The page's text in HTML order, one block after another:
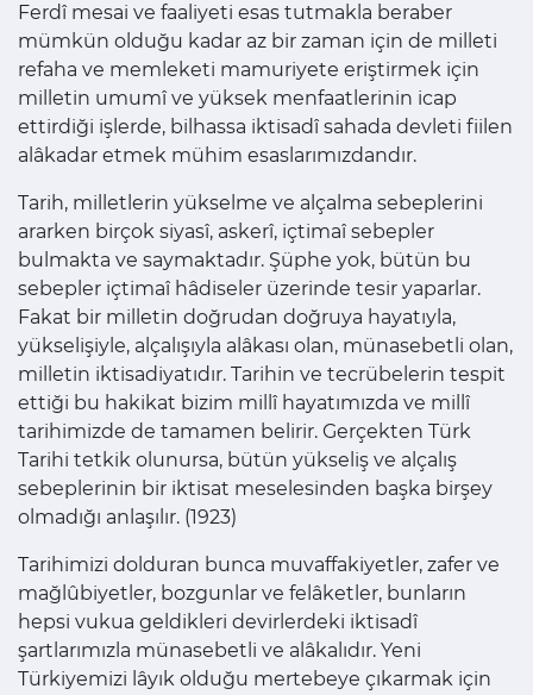
Ferdî mesai ve faaliyeti esas tutmakla beraber
mümkün olduğu kadar az bir zaman için de milleti
refaha ve memleketi mamuriyete eriştirmek için
milletin umumî ve yüksek menfaatlerinin icap
ettirdiği işlerde, bilhassa iktisadî sahada devleti fiilen
alâkadar etmek mühim esaslarımızdandır.
Tarih, milletlerin yükselme ve alçalma sebeplerini
ararken birçok siyasî, askerî, içtimaî sebepler
bulmakta ve saymaktadır. Şüphe yok, bütün bu
sebepler içtimaî hâdiseler üzerinde tesir yaparlar.
Fakat bir milletin doğrudan doğruya hayatıyla,
yükselişiyle, alçalışıyla alâkası olan, münasebetli olan,
milletin iktisadiyatıdır. Tarihin ve tecrübelerin tespit
ettiği bu hakikat bizim millî hayatımızda ve millî
tarihimizde de tamamen belirir. Gerçekten Türk
Tarihi tetkik olunursa, bütün yükseliş ve alçalış
sebeplerinin bir iktisat meselesinden başka birşey
olmadığı anlaşılır. (1923)
Tarihimizi dolduran bunca muvaffakiyetler, zafer ve
mağlûbiyetler, bozgunlar ve felâketler, bunların
hepsi vukua geldikleri devirlerdeki iktisadî
şartlarımızla münasebetli ve alâkalıdır. Yeni
Türkiyemizi lâyık olduğu mertebeye çıkarmak için